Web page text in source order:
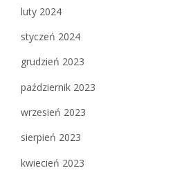
luty 2024
styczeń 2024
grudzień 2023
październik 2023
wrzesień 2023
sierpień 2023
kwiecień 2023